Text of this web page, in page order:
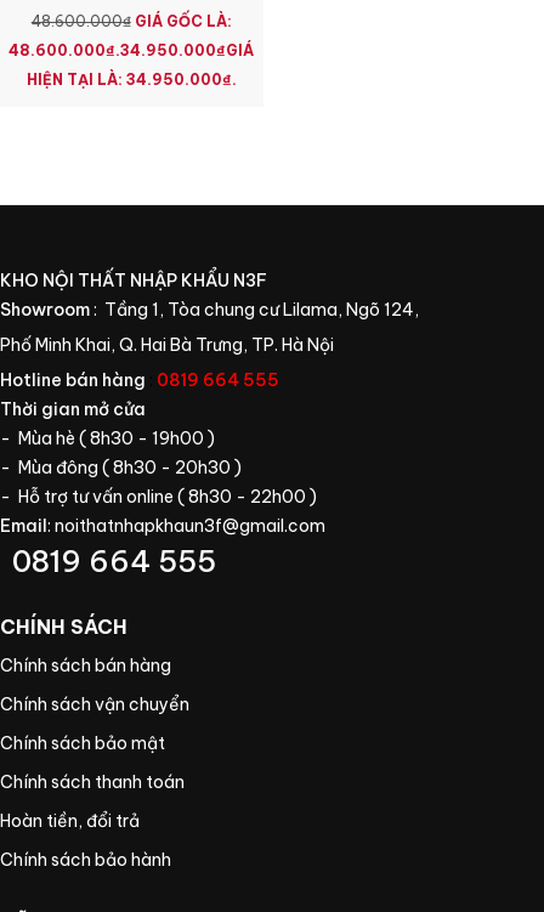
48.600.000₫ GIÁ GỐC LÀ:
48.600.000₫.34.950.000₫GIÁ
HIỆN TẠI LÀ: 34.950.000₫.
KHO NỘI THẤT NHẬP KHẨU N3F
Showroom: Tầng 1, Tòa chung cư Lilama, Ngõ 124,
Phố Minh Khai, Q. Hai Bà Trưng, TP. Hà Nội
Hotline bán hàng
0819 664 555
Thời gian mở cửa
- Mùa hè ( 8h30 - 19h00 )
- Mùa đông ( 8h30 - 20h30 )
- Hỗ trợ tư vấn online ( 8h30 - 22h00 )
Email: noithatnhapkhaun3f@gmail.com
0819 664 555
CHÍNH SÁCH
Chính sách bán hàng
Chính sách vận chuyển
Chính sách bảo mật
Chính sách thanh toán
Hoàn tiền, đổi trả
Chính sách bảo hành